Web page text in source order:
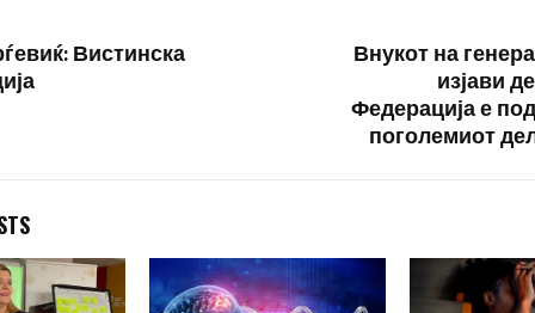
Вистинска Внукот на
изјави
Федерација е
поголемиот